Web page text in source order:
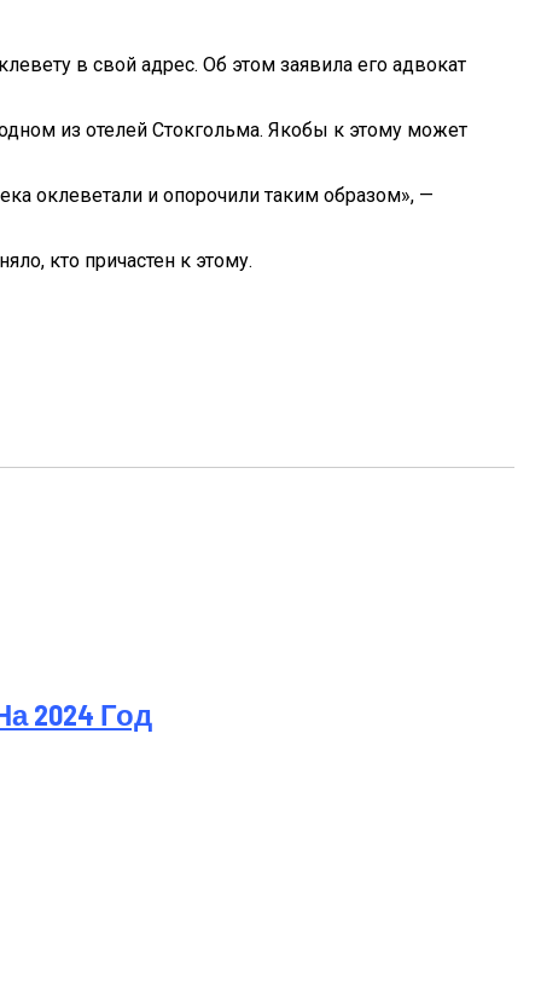
в свой адрес. Об этом заявила его адвокат
из отелей Стокгольма. Якобы к этому может
оклеветали и опорочили таким образом», —
кто причастен к этому.
2024 Год